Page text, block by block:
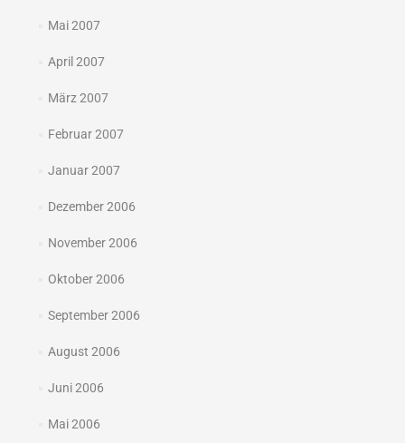
Mai 2007
April 2007
März 2007
Februar 2007
Januar 2007
Dezember 2006
November 2006
Oktober 2006
September 2006
August 2006
Juni 2006
Mai 2006